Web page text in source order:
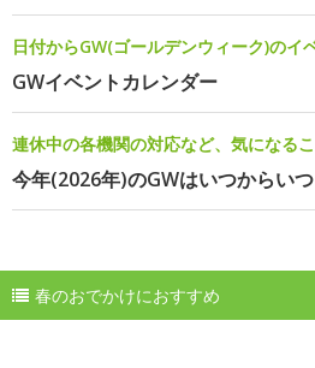
日付からGW(ゴールデンウィーク)のイ
GWイベントカレンダー
連休中の各機関の対応など、気になる
今年(2026年)のGWはいつからい
春のおでかけにおすすめ